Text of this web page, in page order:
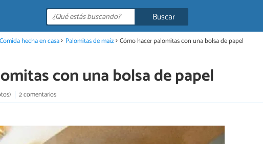
Buscar
Comida hecha en casa Palomitas de maíz Cómo hacer palomitas con una bolsa de papel
con una bolsa de papel
2 comentarios